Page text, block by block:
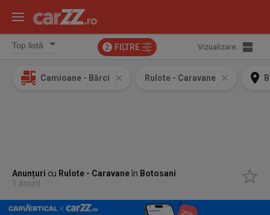
2 FILTRE Vizualizare:
Camioane - Bărci Rulote - Caravane
Anunțuri cu Rulote - Caravaneîn Botosani
1 anunț